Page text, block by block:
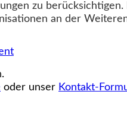
zu berücksichtigen.
an der
oder unser Kontakt-